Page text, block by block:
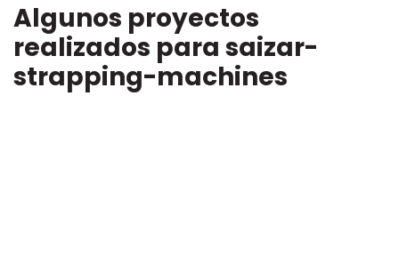
Algunos proyectos
realizados para saizar-
strapping-machines